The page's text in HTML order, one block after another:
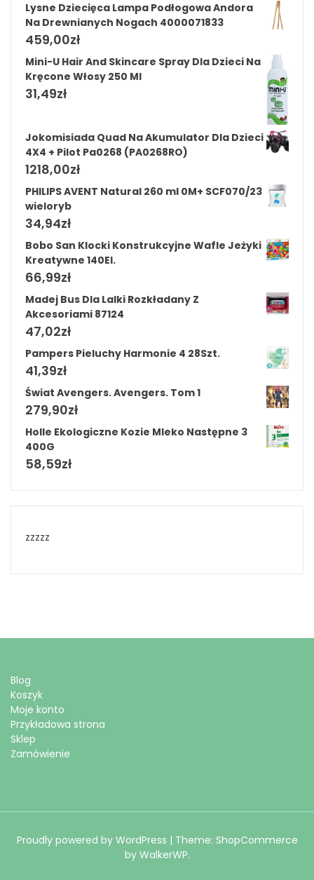
Lysne Dziecięca Lampa Podłogowa Andora
Na Drewnianych Nogach 4000071833
459,00zł
Mini-U Hair And Skincare Spray Dla Dzieci Na
Kręcone Włosy 250 Ml
31,49zł
Jokomisiada Quad Na Akumulator Dla Dzieci
4X4 + Pilot Pa0268 (PA0268RO)
1218,00zł
PHILIPS AVENT Natural 260 ml 0M+ SCF070/23
wieloryb
34,94zł
Bobo San Klocki Konstrukcyjne Wafle Jeżyki
Kreatywne 140El.
66,99zł
Madej Bus Dla Lalki Rozkładany Z
Akcesoriami 87124
47,02zł
Pampers Pieluchy Harmonie 4 28Szt.
41,39zł
Świat Avengers. Avengers. Tom 1
279,90zł
Holle Ekologiczne Kozie Mleko Następne 3
400G
58,59zł
zzzzz
Blog
Koszyk
Moje konto
Przykładowa strona
Sklep
Zamówienie
Proudly powered by WordPress | Theme: ShopCommerce
by WalkerWP.